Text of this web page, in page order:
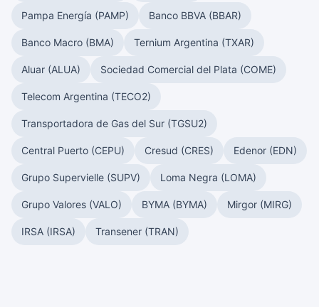
Pampa Energía (PAMP) Banco BBVA (BBAR)
Banco Macro (BMA) Ternium Argentina (TXAR)
Aluar (ALUA) Sociedad Comercial del Plata (COME)
Telecom Argentina (TECO2)
Transportadora de Gas del Sur (TGSU2)
Central Puerto (CEPU) Cresud (CRES) Edenor (EDN)
Grupo Supervielle (SUPV) Loma Negra (LOMA)
Grupo Valores (VALO) BYMA (BYMA) Mirgor (MIRG)
IRSA (IRSA) Transener (TRAN)